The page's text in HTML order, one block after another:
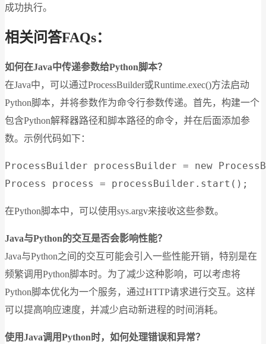
成功执行。
相关问答FAQs：
如何在Java中传递参数给Python脚本？
在Java中，可以通过ProcessBuilder或Runtime.exec()方法启动
Python脚本，并将参数作为命令行参数传递。首先，构建一个
包含Python解释器路径和脚本路径的命令，并在后面添加参
数。示例代码如下：
ProcessBuilder processBuilder = new
在Python脚本中，可以使用sys.argv来接收这些参数。
Java与Python的交互是否会影响性能？
Java与Python之间的交互可能会引入一些性能开销，特别是在
频繁调用Python脚本时。为了减少这种影响，可以考虑将
Python脚本优化为一个服务，通过HTTP请求进行交互。这样
可以提高响应速度，并减少启动新进程的时间消耗。
使用Java调用Python时，如何处理错误和异常？